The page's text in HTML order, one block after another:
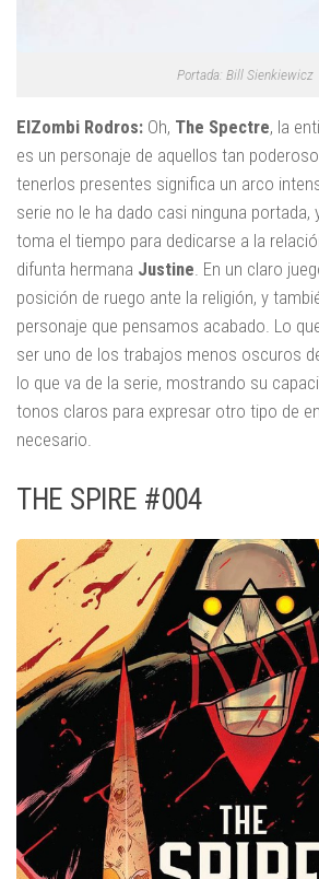
Portada: Bill Sienkiewicz
ElZombi Rodros: Oh, The Spectre, la
es un personaje de aquellos tan
tenerlos presentes significa un arco
serie no le ha dado casi ninguna portada,
toma el tiempo para dedicarse a la
difunta hermana Justine. En un claro
posición de ruego ante la religión, y
personaje que pensamos acabado. Lo
ser uno de los trabajos menos oscuros
lo que va de la serie, mostrando su
tonos claros para expresar otro tipo de
necesario.
THE SPIRE #004